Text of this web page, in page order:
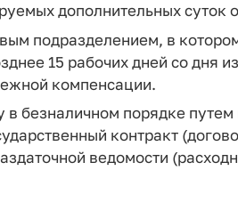
дополнительных суток
подразделением, в
15 рабочих дней со дня
компенсации.
безналичном порядке путем
контракт
ведомости